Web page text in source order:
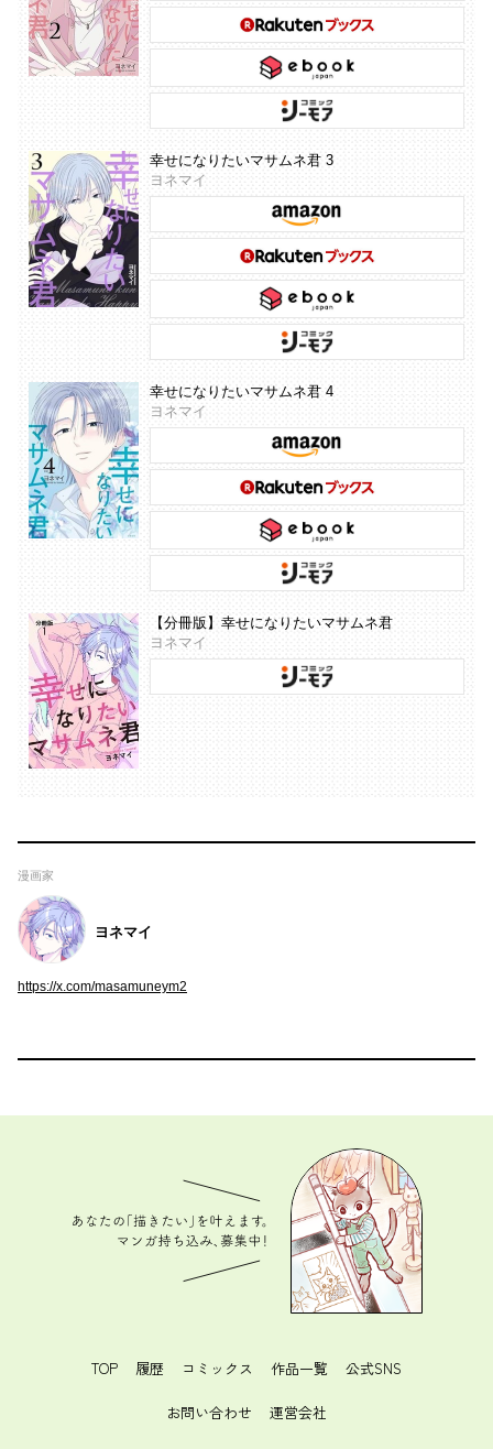
幸せになりたいマサムネ君 3
ヨネマイ
幸せになりたいマサムネ君 4
ヨネマイ
【分冊版】幸せになりたいマサムネ君
ヨネマイ
漫画家
ヨネマイ
https://x.com/masamuneym2
TOP 履歴 コミックス 作品一覧 公式SNS
お問い合わせ 運営会社
あなたの「描きたい」を叶えます。 マンガ持ち込
み、募集中！